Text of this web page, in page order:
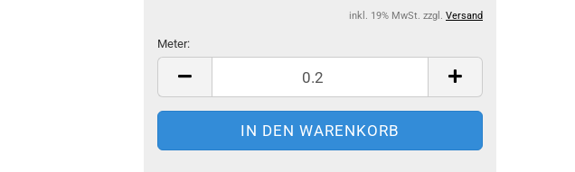
inkl. 19% MwSt. zzgl. Versand
Meter:
Meter